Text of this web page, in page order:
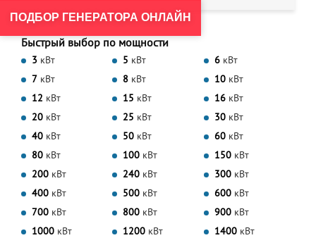
Быстрый выбор по мощности
3 кВт 5 кВт 6 кВт
7 кВт 8 кВт 10 кВт
12 кВт 15 кВт 16 кВт
20 кВт 25 кВт 30 кВт
40 кВт 50 кВт 60 кВт
80 кВт 100 кВт 150 кВт
200 кВт 240 кВт 300 кВт
400 кВт 500 кВт 600 кВт
700 кВт 800 кВт 900 кВт
1000 кВт 1200 кВт 1400 кВт
ПОДБОР ГЕНЕРАТОРА ОНЛАЙН